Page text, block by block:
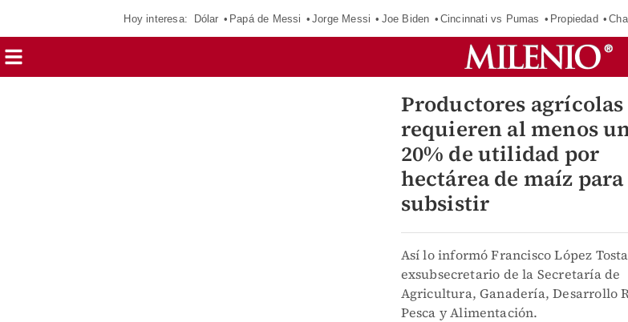
Hoy interesa: Dólar Papá de Messi Jorge Messi Joe Biden Cincinnati vs Pumas Propiedad
Productores agrícolas
requieren al menos
20% de utilidad por
hectárea de maíz para
subsistir
Así lo informó Francisco López
exsubsecretario de la Secretaría de
Agricultura, Ganadería, Desarrollo
Pesca y Alimentación.